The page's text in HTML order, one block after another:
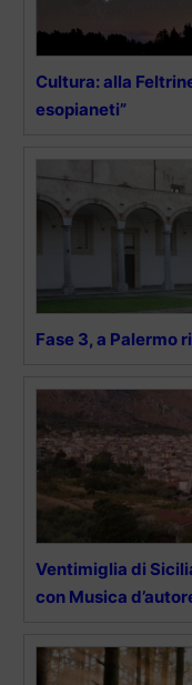
Cultura: alla
esopianeti”
Fase 3, a Palermo
Ventimiglia di
con Musica